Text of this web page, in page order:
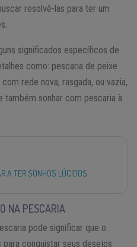
resolvê-las para ter um
significados específicos de
como: pescaria de peixe
rede nova, rasgada, ou vazia,
também sonhar com pescaria à
A TER SONHOS LÚCIDOS
NA PESCARIA
pode significar que o
conquistar seus desejos